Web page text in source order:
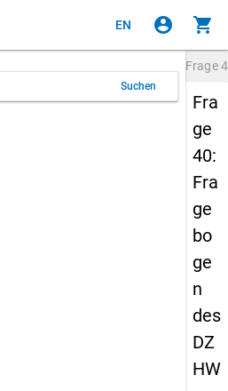
EN account_circle shopping_cart
Suchen
Frage
Fra
ge
40:
Fra
ge
bo
ge
n
des
DZ
HW